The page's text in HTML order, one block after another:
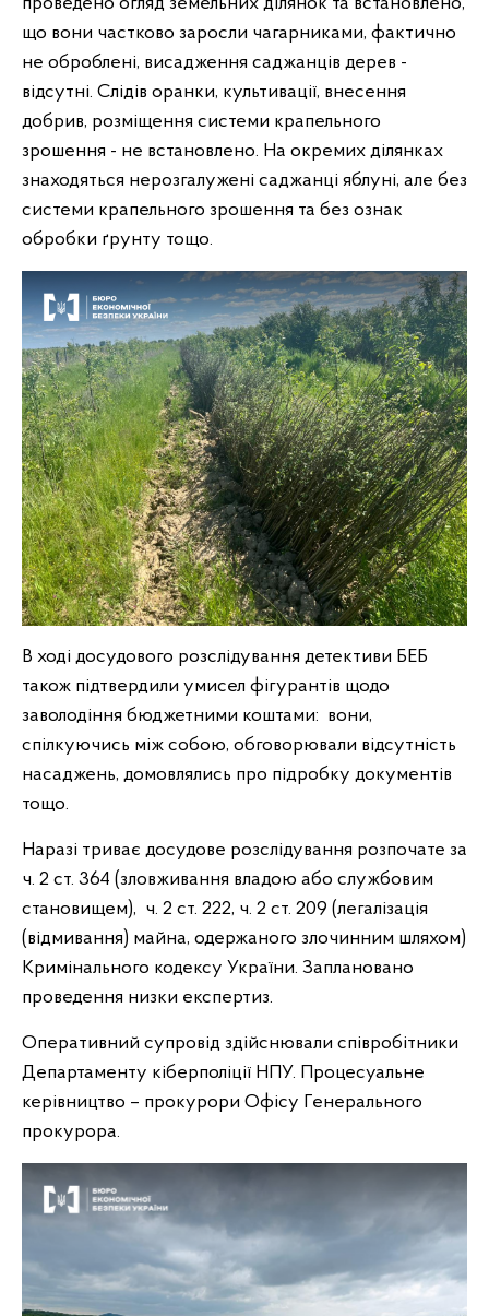
що вони частково заросли чагарниками, фактично
не оброблені, висадження саджанців дерев -
відсутні. Слідів оранки, культивації, внесення
добрив, розміщення системи крапельного
зрошення - не встановлено. На окремих ділянках
знаходяться нерозгалужені саджанці яблуні, але без
системи крапельного зрошення та без ознак
обробки ґрунту тощо.
В ході досудового розслідування детективи БЕБ
також підтвердили умисел фігурантів щодо
заволодіння бюджетними коштами: вони,
спілкуючись між собою, обговорювали відсутність
насаджень, домовлялись про підробку документів
тощо.
Наразі триває досудове розслідування розпочате за
ч. 2 ст. 364 (зловживання владою або службовим
становищем), ч. 2 ст. 222, ч. 2 ст. 209 (легалізація
(відмивання) майна, одержаного злочинним шляхом)
Кримінального кодексу України. Заплановано
проведення низки експертиз.
Оперативний супровід здійснювали співробітники
Департаменту кіберполіції НПУ. Процесуальне
керівництво – прокурори Офісу Генерального
прокурора.